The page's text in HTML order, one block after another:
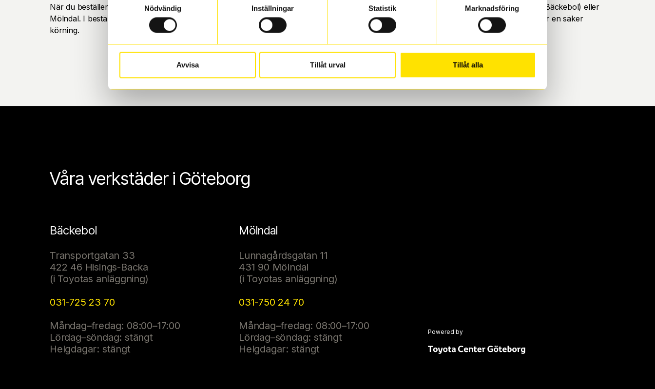
Nödvändig
Inställningar Statistik Marknadsföring
Avvisa Tillåt urval Tillåt alla
När du beställer dina nya däck eller fälgar hos oss levereras de direkt till någon av våra däckverkstäder i Göteborg. Välj mellan Hisingen (Bäckebol) eller
Mölndal. I beställningen anger du datum och tid för upphämtning eller service. När vi byter dina däck ser vi till att de uppfyller alla krav för en säker
körning.
Våra verkstäder i Göteborg
Bäckebol
Transportgatan 33
422 46 Hisings-Backa
(i Toyotas anläggning)
031-725 23 70
Måndag–fredag: 08:00–17:00
Lördag–söndag: stängt
Helgdagar: stängt
Mölndal
Lunnagårdsgatan 11
431 90 Mölndal
(i Toyotas anläggning)
031-750 24 70
Måndag–fredag: 08:00–17:00
Lördag–söndag: stängt
Helgdagar: stängt
Powered by